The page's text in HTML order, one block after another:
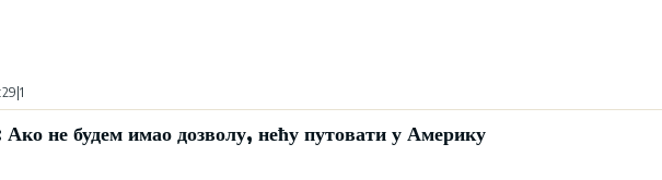
1
не будем имао дозволу, нећу путовати у Америку